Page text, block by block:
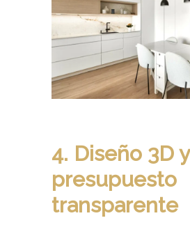
4. Diseño 3D y
presupuesto
transparente